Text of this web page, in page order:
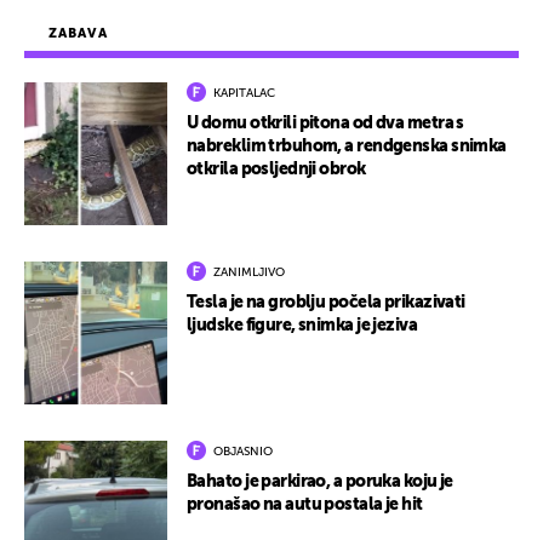
ZABAVA
KAPITALAC
U domu otkrili pitona od dva metra s
nabreklim trbuhom, a rendgenska snimka
otkrila posljednji obrok
ZANIMLJIVO
Tesla je na groblju počela prikazivati
ljudske figure, snimka je jeziva
OBJASNIO
Bahato je parkirao, a poruka koju je
pronašao na autu postala je hit